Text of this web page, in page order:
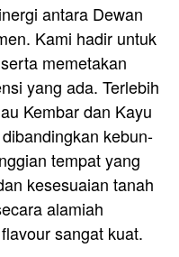
antara Dewan
Kami hadir untuk
memetakan
yang ada. Terlebih
Kembar dan Kayu
kebun-
tempat yang
kesesuaian tanah
alamiah
sangat kuat.